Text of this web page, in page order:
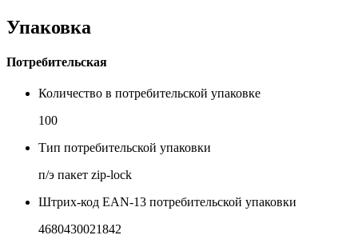
Упаковка
Потребительская
Количество в потребительской упаковке
100
Тип потребительской упаковки
п/э пакет zip-lock
Штрих-код EAN-13 потребительской упаковки
4680430021842